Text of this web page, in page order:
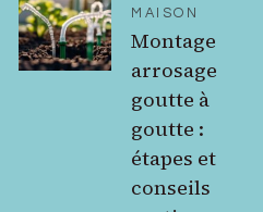
MAISON
Montage
arrosage
goutte à
goutte :
étapes et
conseils